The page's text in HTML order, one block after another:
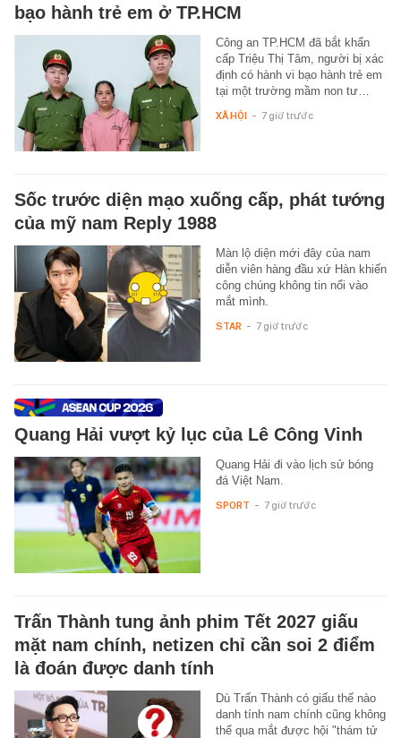
bạo hành trẻ em ở TP.HCM
Công an TP.HCM đã bắt khẩn
cấp Triệu Thị Tâm, người bị xác
định có hành vi bạo hành trẻ em
tại một trường mầm non tư…
XÃ HỘI - 7 giờ trước
Sốc trước diện mạo xuống cấp, phát tướng
của mỹ nam Reply 1988
Màn lộ diện mới đây của nam
diễn viên hàng đầu xứ Hàn khiến
công chúng không tin nổi vào
mắt mình.
STAR - 7 giờ trước
Quang Hải vượt kỷ lục của Lê Công Vinh
Quang Hải đi vào lịch sử bóng
đá Việt Nam.
SPORT - 7 giờ trước
Trấn Thành tung ảnh phim Tết 2027 giấu
mặt nam chính, netizen chỉ cần soi 2 điểm
là đoán được danh tính
Dù Trấn Thành có giấu thế nào
danh tính nam chính cũng không
thể qua mắt được hội "thám tử